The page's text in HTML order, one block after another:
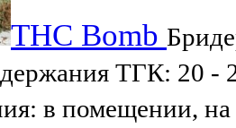
THC Bomb
ТГК: 20 -
в помещении, на